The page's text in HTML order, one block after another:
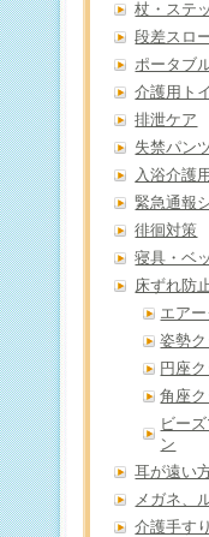
杖・ステ
段差スロ
ポータブ
介護用ト
排泄ケア
失禁パン
入浴介護
緊急通報
徘徊対策
寝具・ベ
床ずれ防
エア
姿勢
円座
角座
ビー
ン
耳が遠い
メガネ、
介護手すり